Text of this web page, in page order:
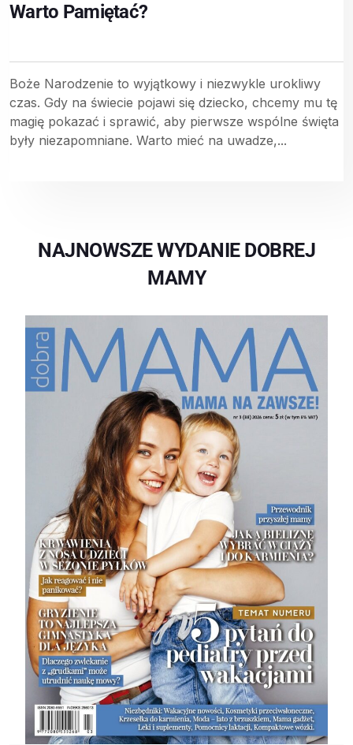
Warto Pamiętać?
Boże Narodzenie to wyjątkowy i niezwykle urokliwy
czas. Gdy na świecie pojawi się dziecko, chcemy mu tę
magię pokazać i sprawić, aby pierwsze wspólne święta
były niezapomniane. Warto mieć na uwadze,...
NAJNOWSZE WYDANIE DOBREJ
MAMY